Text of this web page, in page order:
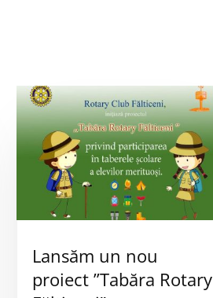
Lansăm un nou
proiect ”Tabăra Rotary